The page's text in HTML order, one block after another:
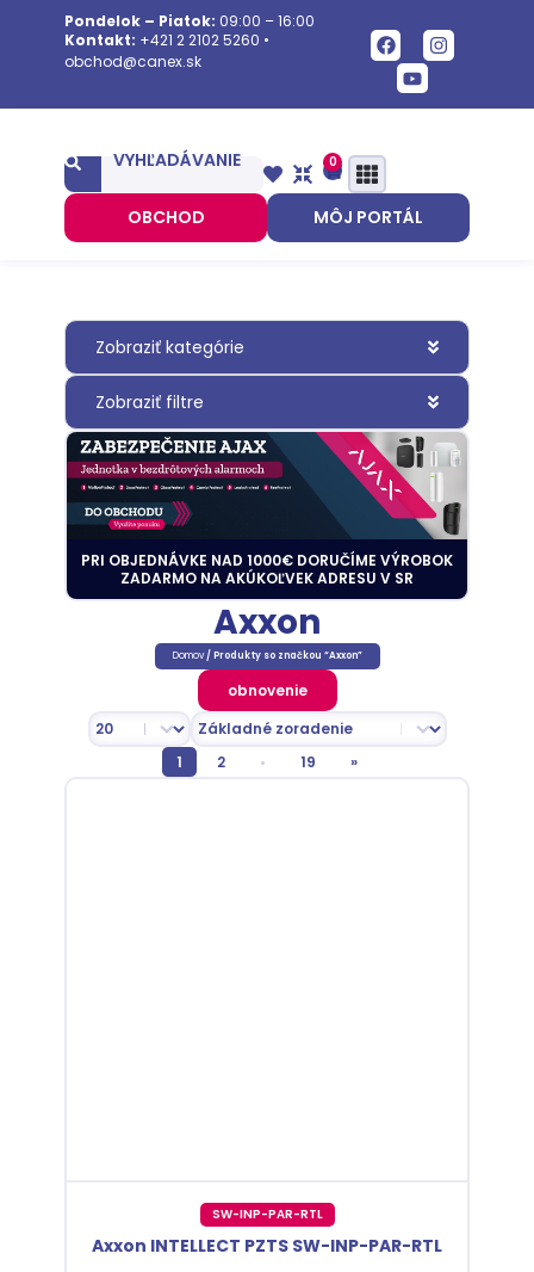
Pondelok – Piatok: 09:00 – 16:00
Kontakt: +421 2 2102 5260 •
obchod@canex.sk
VYHĽADÁVANIE 0
OBCHOD MÔJ PORTÁL
Zobraziť kategórie
Zobraziť filtre
PRI OBJEDNÁVKE NAD 1000€ DORUČÍME VÝROBOK
ZADARMO NA AKÚKOĽVEK ADRESU V SR
Axxon
Domov/ Produkty so značkou “Axxon”
obnovenie
Select number per page
Zoradenie
Sort content
1 2 • 19 »
SW-INP-PAR-RTL
Axxon INTELLECT PZTS SW-INP-PAR-RTL